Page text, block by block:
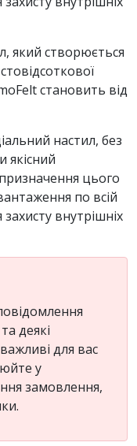
який створюється
становить від
настил, без
якісний
цього
по всій
внутрішніх
деякі
для вас
у
замовлення,